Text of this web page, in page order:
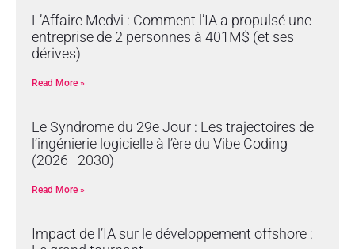
L’Affaire Medvi : Comment l’IA a propulsé une
entreprise de 2 personnes à 401M$ (et ses
dérives)
Read More »
Le Syndrome du 29e Jour : Les trajectoires de
l’ingénierie logicielle à l’ère du Vibe Coding
(2026–2030)
Read More »
Impact de l’IA sur le développement offshore :